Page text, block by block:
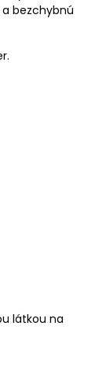
bezchybnú
látkou na